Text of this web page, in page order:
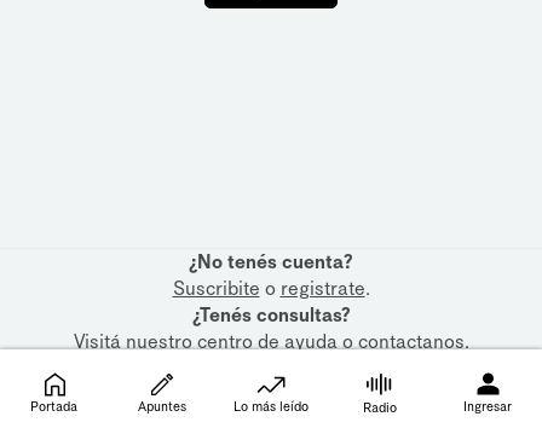
¿No tenés cuenta?
Suscribite o registrate.
¿Tenés consultas?
Visitá nuestrocentro de ayudaocontactanos.
Portada Apuntes Lo más leído Radio Ingresar